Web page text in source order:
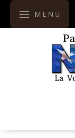
MENU